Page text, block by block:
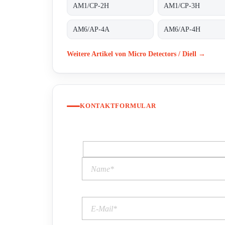
AM1/CP-2H AM1/CP-3H
AM6/AP-4A AM6/AP-4H
Weitere Artikel von Micro Detectors / Diell →
KONTAKTFORMULAR